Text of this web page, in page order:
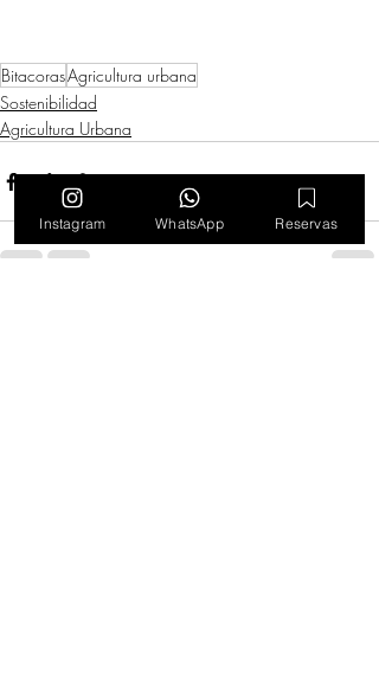
BitacorasAgricultura urbana
Sostenibilidad
Agricultura Urbana
Instagram WhatsApp Reservas